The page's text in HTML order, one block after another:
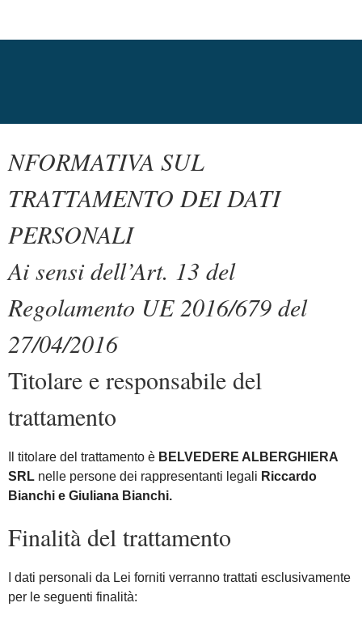
NFORMATIVA SUL
TRATTAMENTO DEI DATI
PERSONALI
Ai sensi dell’Art. 13 del
Regolamento UE 2016/679 del
27/04/2016
Titolare e responsabile del
trattamento
Il titolare del trattamento è BELVEDERE ALBERGHIERA
SRL nelle persone dei rappresentanti legali Riccardo
Bianchi e Giuliana Bianchi.
Finalità del trattamento
I dati personali da Lei forniti verranno trattati esclusivamente
per le seguenti finalità: